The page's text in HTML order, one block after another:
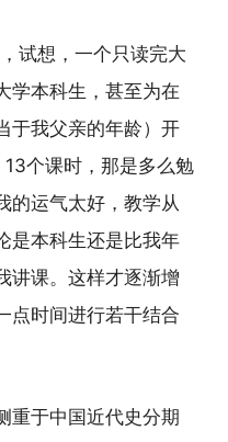
试想，一个只读完大
学本科生，甚至为在
于我父亲的年龄）开
个课时，那是多么勉
的运气太好，教学从
是本科生还是比我年
讲课。这样才逐渐增
点时间进行若干结合
重于中国近代史分期